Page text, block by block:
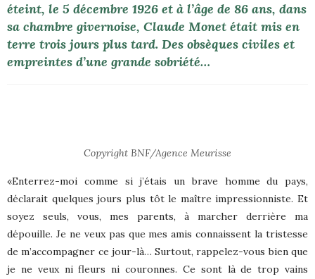
éteint, le 5 décembre 1926 et à l’âge de 86 ans, dans
sa chambre givernoise, Claude Monet était mis en
terre trois jours plus tard. Des obsèques civiles et
empreintes d’une grande sobriété…
Copyright BNF/Agence Meurisse
«Enterrez-moi comme si j’étais un brave homme du pays,
déclarait quelques jours plus tôt le maître impressionniste. Et
soyez seuls, vous, mes parents, à marcher derrière ma
dépouille. Je ne veux pas que mes amis connaissent la tristesse
de m’accompagner ce jour-là… Surtout, rappelez-vous bien que
je ne veux ni fleurs ni couronnes. Ce sont là de trop vains